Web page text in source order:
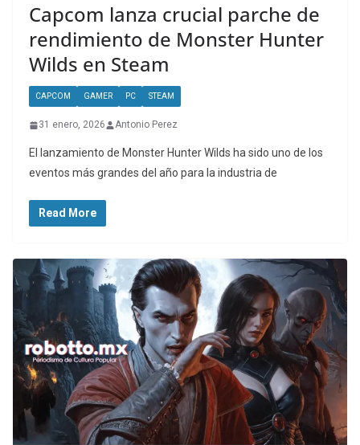
Capcom lanza crucial parche de
rendimiento de Monster Hunter
Wilds en Steam
CAPCOM GAMER PC STEAM
31 enero, 2026 Antonio Perez
El lanzamiento de Monster Hunter Wilds ha sido uno de los
eventos más grandes del año para la industria de
Read More